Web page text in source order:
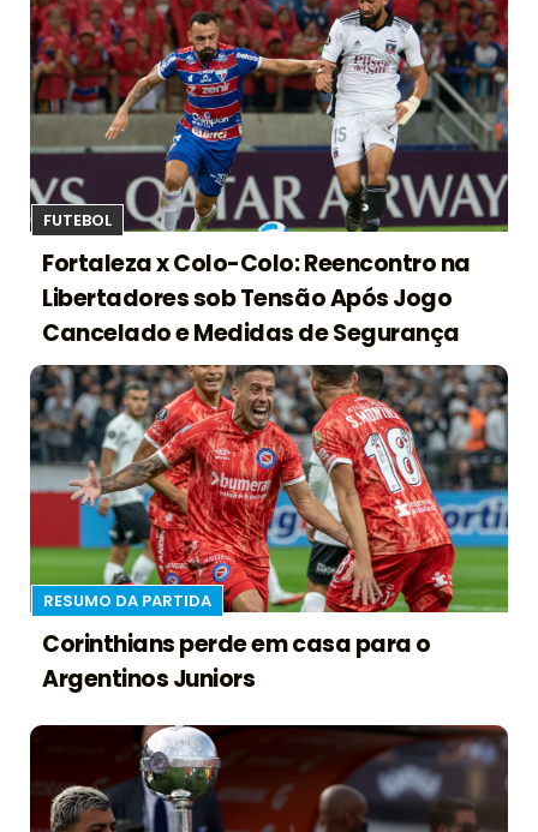
FUTEBOL
Fortaleza x Colo-Colo: Reencontro na
Libertadores sob Tensão Após Jogo
Cancelado e Medidas de Segurança
RESUMO DA PARTIDA
Corinthians perde em casa para o
Argentinos Juniors